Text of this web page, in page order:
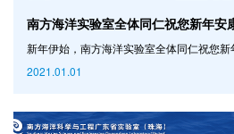
南方海洋实验室全体同仁祝您新年安
新年伊始，南方海洋实验室全体同仁祝您新
2021.01.01